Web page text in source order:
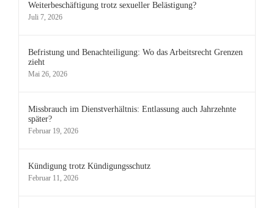
Weiterbeschäftigung trotz sexueller Belästigung?
Juli 7, 2026
Befristung und Benachteiligung: Wo das Arbeitsrecht Grenzen
zieht
Mai 26, 2026
Missbrauch im Dienstverhältnis: Entlassung auch Jahrzehnte
später?
Februar 19, 2026
Kündigung trotz Kündigungsschutz
Februar 11, 2026